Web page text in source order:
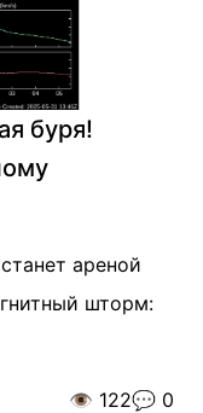
буря!
ареной
шторм:
👁️ 122💬 0